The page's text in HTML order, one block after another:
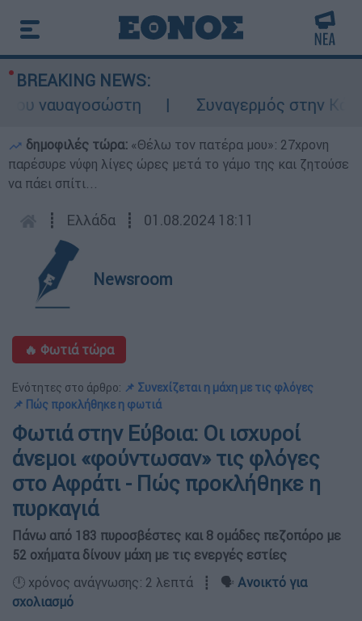
BREAKING NEWS:
ναυαγοσώστη
Συναγερμός στην
δημοφιλές τώρα: «Θέλω τον πατέρα μου»: 27χρονη
παρέσυρε νύφη λίγες ώρες μετά το γάμο της και ζητούσε
να πάει σπίτι...
┋ Ελλάδα ┋ 01.08.2024 18:11
Newsroom
🔥 Φωτιά τώρα
Ενότητες στο άρθρο: 📌 Συνεχίζεται η μάχη με τις φλόγες
📌 Πώς προκλήθηκε η φωτιά
Φωτιά στην Εύβοια: Οι ισχυροί
άνεμοι «φούντωσαν» τις φλόγες
στο Αφράτι - Πώς προκλήθηκε η
πυρκαγιά
Πάνω από 183 πυροσβέστες και 8 ομάδες πεζοπόρο με
52 οχήματα δίνουν μάχη με τις ενεργές εστίες
🕛 χρόνος ανάγνωσης: 2 λεπτά ┋ 🗣️ Ανοικτό για
σχολιασμό